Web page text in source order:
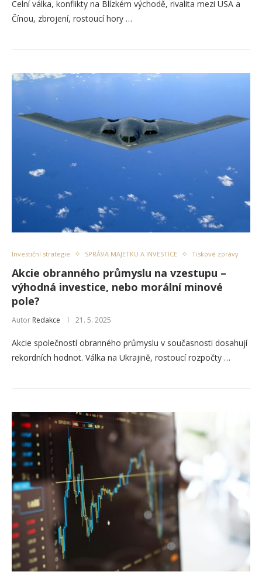
Celní válka, konflikty na Blízkém východě, rivalita mezi USA a
Čínou, zbrojení, rostoucí hory …
Investiční strategie SPRÁVA MAJETKU A INVESTICE Tiskové zprávy
Akcie obranného průmyslu na vzestupu –
výhodná investice, nebo morální minové
pole?
Autor Redakce 21. 5. 2025
Akcie společností obranného průmyslu v současnosti dosahují
rekordních hodnot. Válka na Ukrajině, rostoucí rozpočty …